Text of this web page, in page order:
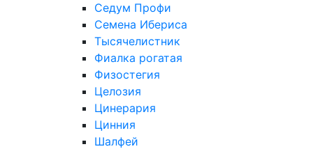
Седум Профи
Семена Ибериса
Тысячелистник
Фиалка рогатая
Физостегия
Целозия
Цинерария
Цинния
Шалфей